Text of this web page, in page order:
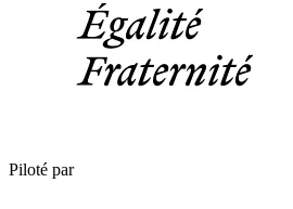
Piloté par